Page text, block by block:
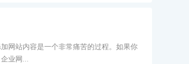
网站内容是一个非常痛苦的过程。如果你
业网...